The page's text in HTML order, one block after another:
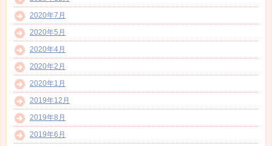
2020年7月
2020年5月
2020年4月
2020年2月
2020年1月
2019年12月
2019年8月
2019年6月